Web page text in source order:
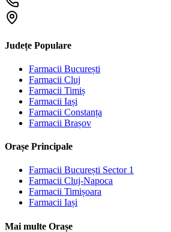
Județe Populare
Farmacii București
Farmacii Cluj
Farmacii Timiș
Farmacii Iași
Farmacii Constanța
Farmacii Brașov
Orașe Principale
Farmacii București Sector 1
Farmacii Cluj-Napoca
Farmacii Timișoara
Farmacii Iași
Mai multe Orașe